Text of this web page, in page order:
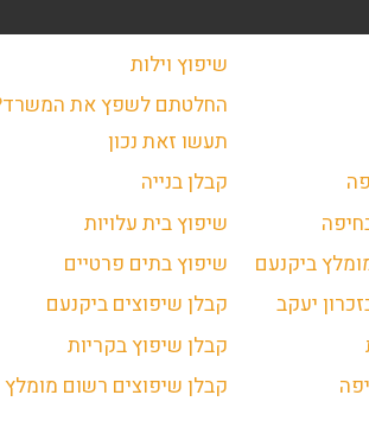
שיפוץ וילות
החלטתם לשפץ את
תעשו זאת נכון
קבלן בנייה
שיפוץ בית עלויות
ביקנעם
שיפוץ בתים פרטיים
יעקב
קבלן שיפוצים ביקנעם
קבלן שיפוץ בקריות
קבלן שיפוצים רשום מומלץ